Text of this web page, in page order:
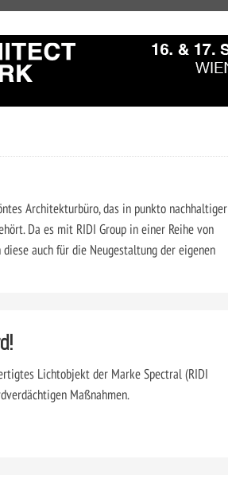
Architekturbüro, das in punkto nachhaltiger
Da es mit RIDI Group in einer Reihe von
auch für die Neugestaltung der eigenen
Lichtobjekt der Marke Spectral (RIDI
Maßnahmen.